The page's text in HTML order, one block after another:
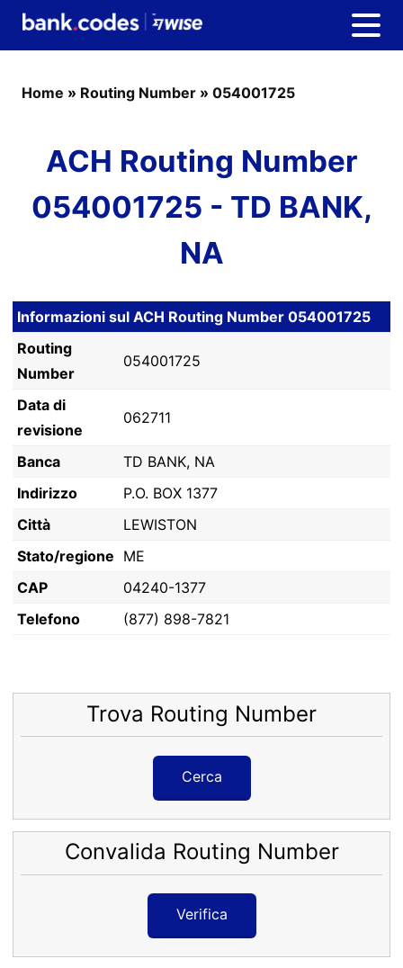
Home » Routing Number » 054001725
ACH Routing Number
054001725 - TD BANK,
NA
Informazioni sul ACH Routing Number 054001725
Routing
Number
054001725
Data di
revisione
062711
Banca
TD BANK, NA
Indirizzo
P.O. BOX 1377
Città
LEWISTON
Stato/regione ME
CAP
04240-1377
Telefono
(877) 898-7821
Trova Routing Number
Cerca
Convalida Routing Number
Verifica